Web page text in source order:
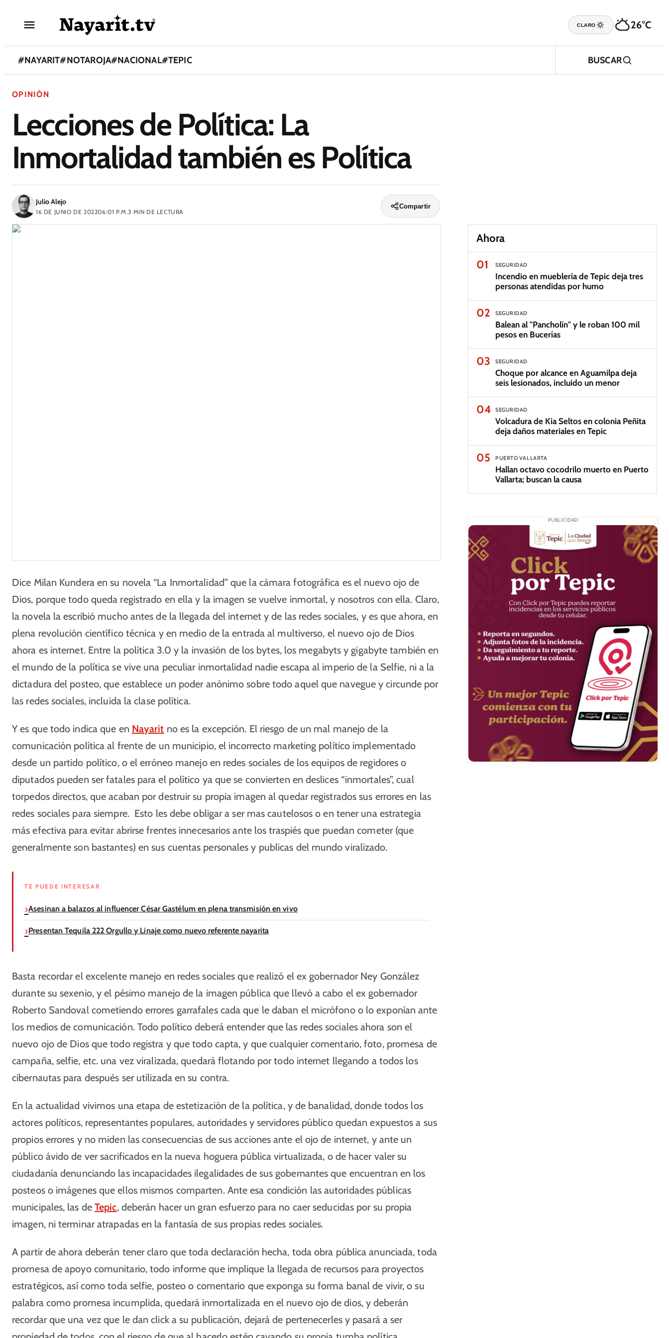
CLARO 26°C
#NAYARIT#NOTAROJA#NACIONAL#TEPIC BUSCAR
OPINIÓN
Lecciones de Política: La
Inmortalidad también es Política
Julio Alejo
16 DE JUNIO DE 202206:01 P.M.3 MIN DE LECTURA
Compartir
Dice Milan Kundera en su novela “La Inmortalidad” que la cámara fotográfica es el nuevo ojo de
Dios, porque todo queda registrado en ella y la imagen se vuelve inmortal, y nosotros con ella. Claro,
la novela la escribió mucho antes de la llegada del internet y de las redes sociales, y es que ahora, en
plena revolución científico técnica y en medio de la entrada al multiverso, el nuevo ojo de Dios
ahora es internet. Entre la política 3.0 y la invasión de los bytes, los megabyts y gigabyte también en
el mundo de la política se vive una peculiar inmortalidad nadie escapa al imperio de la Selfie, ni a la
dictadura del posteo, que establece un poder anónimo sobre todo aquel que navegue y circunde por
las redes sociales, incluida la clase política.
Y es que todo indica que en Nayarit no es la excepción. El riesgo de un mal manejo de la
comunicación política al frente de un municipio, el incorrecto marketing político implementado
desde un partido político, o el erróneo manejo en redes sociales de los equipos de regidores o
diputados pueden ser fatales para el político ya que se convierten en deslices “inmortales”, cual
torpedos directos, que acaban por destruir su propia imagen al quedar registrados sus errores en las
redes sociales para siempre. Esto les debe obligar a ser mas cautelosos o en tener una estrategia
más efectiva para evitar abrirse frentes innecesarios ante los traspiés que puedan cometer (que
generalmente son bastantes) en sus cuentas personales y publicas del mundo viralizado.
TE PUEDE INTERESAR
Asesinan a balazos al influencer César Gastélum en plena transmisión en vivo
Presentan Tequila 222 Orgullo y Linaje como nuevo referente nayarita
Basta recordar el excelente manejo en redes sociales que realizó el ex gobernador Ney González
durante su sexenio, y el pésimo manejo de la imagen pública que llevó a cabo el ex gobernador
Roberto Sandoval cometiendo errores garrafales cada que le daban el micrófono o lo exponían ante
los medios de comunicación. Todo político deberá entender que las redes sociales ahora son el
nuevo ojo de Dios que todo registra y que todo capta, y que cualquier comentario, foto, promesa de
campaña, selfie, etc. una vez viralizada, quedará flotando por todo internet llegando a todos los
cibernautas para después ser utilizada en su contra.
En la actualidad vivimos una etapa de estetización de la política, y de banalidad, donde todos los
actores políticos, representantes populares, autoridades y servidores público quedan expuestos a sus
propios errores y no miden las consecuencias de sus acciones ante el ojo de internet, y ante un
público ávido de ver sacrificados en la nueva hoguera pública virtualizada, o de hacer valer su
ciudadanía denunciando las incapacidades ilegalidades de sus gobernantes que encuentran en los
posteos o imágenes que ellos mismos comparten. Ante esa condición las autoridades públicas
municipales, las deTepic, deberán hacer un gran esfuerzo para no caer seducidas por su propia
imagen, ni terminar atrapadas en la fantasía de sus propias redes sociales.
A partir de ahora deberán tener claro que toda declaración hecha, toda obra pública anunciada, toda
promesa de apoyo comunitario, todo informe que implique la llegada de recursos para proyectos
estratégicos, así como toda selfie, posteo o comentario que exponga su forma banal de vivir, o su
palabra como promesa incumplida, quedará inmortalizada en el nuevo ojo de dios, y deberán
recordar que una vez que le dan click a su publicación, dejará de pertenecerles y pasará a ser
Ahora
01
SEGURIDAD
Incendio en mueblería de Tepic deja tres
personas atendidas por humo
02 SEGURIDAD
Balean al "Pancholín" y le roban 100 mil
pesos en Bucerías
03 SEGURIDAD
Choque por alcance en Aguamilpa deja
seis lesionados, incluido un menor
04 SEGURIDAD
Volcadura de Kia Seltos en colonia Peñita
deja daños materiales en Tepic
05 PUERTO VALLARTA
Hallan octavo cocodrilo muerto en Puerto
Vallarta; buscan la causa
PUBLICIDAD